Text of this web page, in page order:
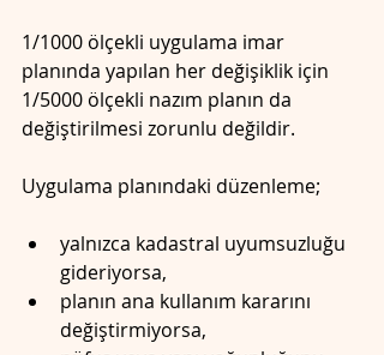
1/1000 ölçekli uygulama imar
planında yapılan her değişiklik için
1/5000 ölçekli nazım planın da
değiştirilmesi zorunlu değildir.
Uygulama planındaki düzenleme;
yalnızca kadastral uyumsuzluğu
gideriyorsa,
planın ana kullanım kararını
değiştirmiyorsa,